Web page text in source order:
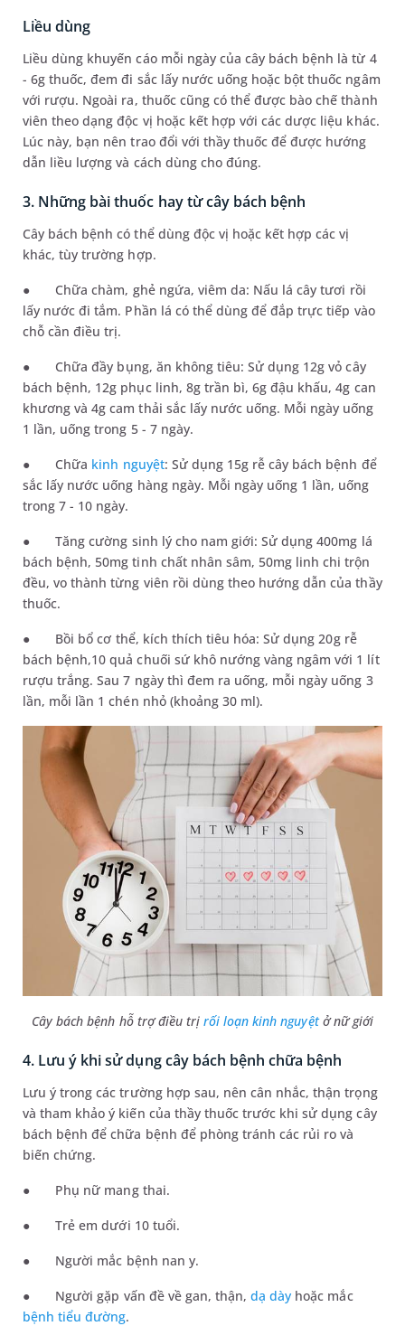
Liều dùng
Liều dùng khuyến cáo mỗi ngày của cây bách bệnh là từ 4
- 6g thuốc, đem đi sắc lấy nước uống hoặc bột thuốc ngâm
với rượu. Ngoài ra, thuốc cũng có thể được bào chế thành
viên theo dạng độc vị hoặc kết hợp với các dược liệu khác.
Lúc này, bạn nên trao đổi với thầy thuốc để được hướng
dẫn liều lượng và cách dùng cho đúng.
3. Những bài thuốc hay từ cây bách bệnh
Cây bách bệnh có thể dùng độc vị hoặc kết hợp các vị
khác, tùy trường hợp.
●
Chữa chàm, ghẻ ngứa, viêm da: Nấu lá cây tươi rồi
lấy nước đi tắm. Phần lá có thể dùng để đắp trực tiếp vào
chỗ cần điều trị.
●
Chữa đầy bụng, ăn không tiêu: Sử dụng 12g vỏ cây
bách bệnh, 12g phục linh, 8g trần bì, 6g đậu khấu, 4g can
khương và 4g cam thải sắc lấy nước uống. Mỗi ngày uống
1 lần, uống trong 5 - 7 ngày.
● Chữa kinh nguyệt: Sử dụng 15g rễ cây bách bệnh để
sắc lấy nước uống hàng ngày. Mỗi ngày uống 1 lần, uống
trong 7 - 10 ngày.
●
Tăng cường sinh lý cho nam giới: Sử dụng 400mg lá
bách bệnh, 50mg tinh chất nhân sâm, 50mg linh chi trộn
đều, vo thành từng viên rồi dùng theo hướng dẫn của thầy
thuốc.
●
Bồi bổ cơ thể, kích thích tiêu hóa: Sử dụng 20g rễ
bách bệnh,10 quả chuối sứ khô nướng vàng ngâm với 1 lít
rượu trắng. Sau 7 ngày thì đem ra uống, mỗi ngày uống 3
lần, mỗi lần 1 chén nhỏ (khoảng 30 ml).
Cây bách bệnh hỗ trợ điều trị rối loạn kinh nguyệtở nữ giới
4. Lưu ý khi sử dụng cây bách bệnh chữa bệnh
Lưu ý trong các trường hợp sau, nên cân nhắc, thận trọng
và tham khảo ý kiến của thầy thuốc trước khi sử dụng cây
bách bệnh để chữa bệnh để phòng tránh các rủi ro và
biến chứng.
● Phụ nữ mang thai.
● Trẻ em dưới 10 tuổi.
● Người mắc bệnh nan y.
● Người gặp vấn đề về gan, thận,dạ dày hoặc mắc
bệnh tiểu đường.